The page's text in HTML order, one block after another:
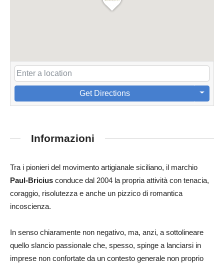
Get Directions
Informazioni
Tra i pionieri del movimento artigianale siciliano, il marchio
Paul-Bricius conduce dal 2004 la propria attività con tenacia,
coraggio, risolutezza e anche un pizzico di romantica
incoscienza.
In senso chiaramente non negativo, ma, anzi, a sottolineare
quello slancio passionale che, spesso, spinge a lanciarsi in
imprese non confortate da un contesto generale non proprio